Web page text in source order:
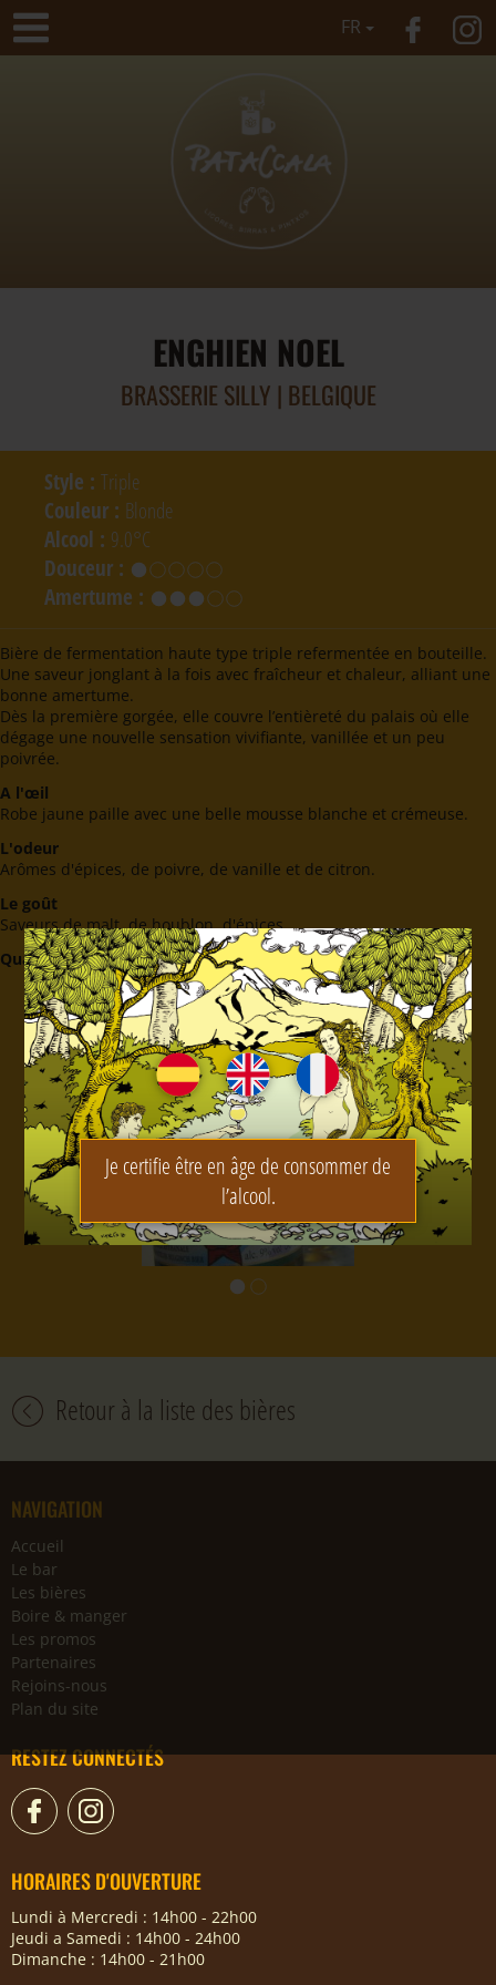
Je certifie être en âge de consommer de
l’alcool.
FR
ENGHIEN NOEL
BRASSERIE SILLY | BELGIQUE
Style : Triple
Couleur : Blonde
Alcool : 9.0°C
Douceur :
Amertume :
Bière de fermentation haute type triple refermentée en bouteille.
Une saveur jonglant à la fois avec fraîcheur et chaleur, alliant une
bonne amertume.
Dès la première gorgée, elle couvre l’entièreté du palais où elle
dégage une nouvelle sensation vivifiante, vanillée et un peu
poivrée.
A l'œil
Robe jaune paille avec une belle mousse blanche et crémeuse.
L'odeur
Arômes d'épices, de poivre, de vanille et de citron.
Le goût
Saveurs de malt, de houblon, d'épices.
Quantité:
Retour à la liste des bières
NAVIGATION
Accueil
Le bar
Les bières
Boire & manger
Les promos
Partenaires
Rejoins-nous
Plan du site
RESTEZ CONNECTÉS
HORAIRES D'OUVERTURE
Lundi à Mercredi : 14h00 - 22h00
Jeudi a Samedi : 14h00 - 24h00
Dimanche : 14h00 - 21h00